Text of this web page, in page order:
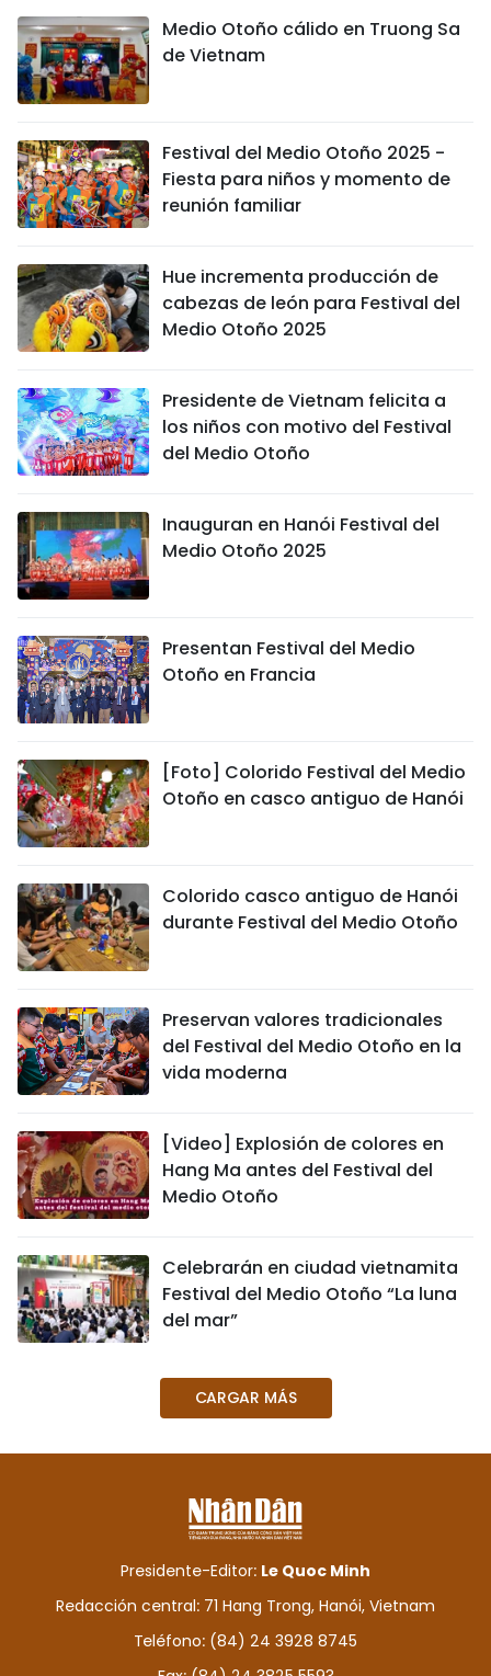
Medio Otoño cálido en Truong Sa
de Vietnam
Festival del Medio Otoño 2025 -
Fiesta para niños y momento de
reunión familiar
Hue incrementa producción de
cabezas de león para Festival del
Medio Otoño 2025
Presidente de Vietnam felicita a
los niños con motivo del Festival
del Medio Otoño
Inauguran en Hanói Festival del
Medio Otoño 2025
Presentan Festival del Medio
Otoño en Francia
[Foto] Colorido Festival del Medio
Otoño en casco antiguo de Hanói
Colorido casco antiguo de Hanói
durante Festival del Medio Otoño
Preservan valores tradicionales
del Festival del Medio Otoño en la
vida moderna
[Video] Explosión de colores en
Hang Ma antes del Festival del
Medio Otoño
Celebrarán en ciudad vietnamita
Festival del Medio Otoño “La luna
del mar”
CARGAR MÁS
Presidente-Editor: Le Quoc Minh
Redacción central: 71 Hang Trong, Hanói, Vietnam
Teléfono: (84) 24 3928 8745